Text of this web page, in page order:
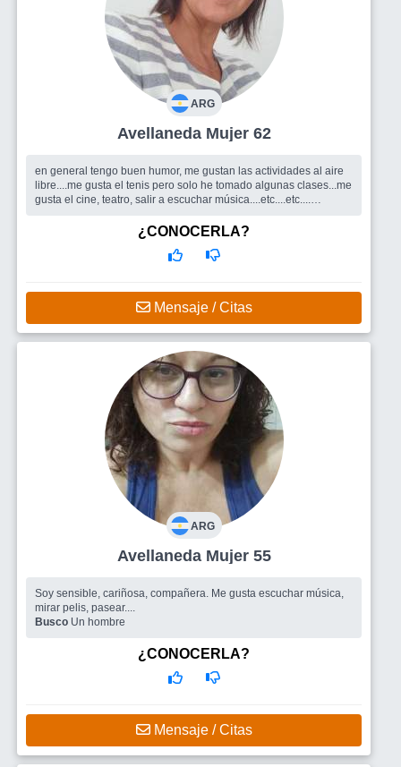
ARG
Avellaneda Mujer 62
en general tengo buen humor, me gustan las actividades al aire
libre....me gusta el tenis pero solo he tomado algunas clases...me
gusta el cine, teatro, salir a escuchar música....etc....etc....
¿CONOCERLA?
Mensaje / Citas
ARG
Avellaneda Mujer 55
Soy sensible, cariñosa, compañera. Me gusta escuchar música,
mirar pelis, pasear....
Busco Un hombre
¿CONOCERLA?
Mensaje / Citas